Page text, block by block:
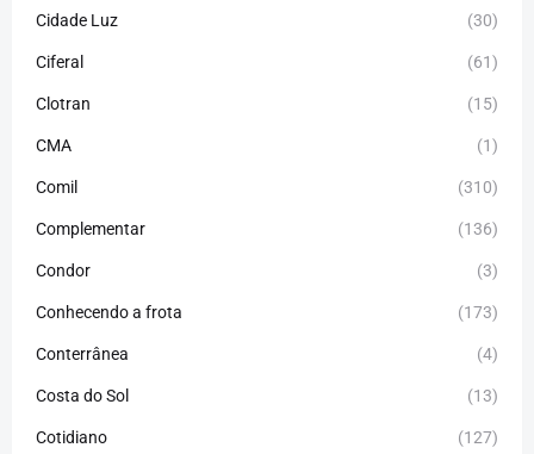
Cidade Luz (30)
Ciferal (61)
Clotran (15)
CMA (1)
Comil (310)
Complementar (136)
Condor (3)
Conhecendo a frota (173)
Conterrânea (4)
Costa do Sol (13)
Cotidiano (127)